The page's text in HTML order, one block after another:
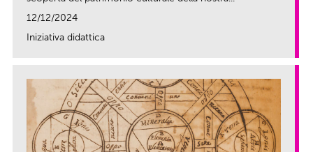
12/12/2024
Iniziativa didattica